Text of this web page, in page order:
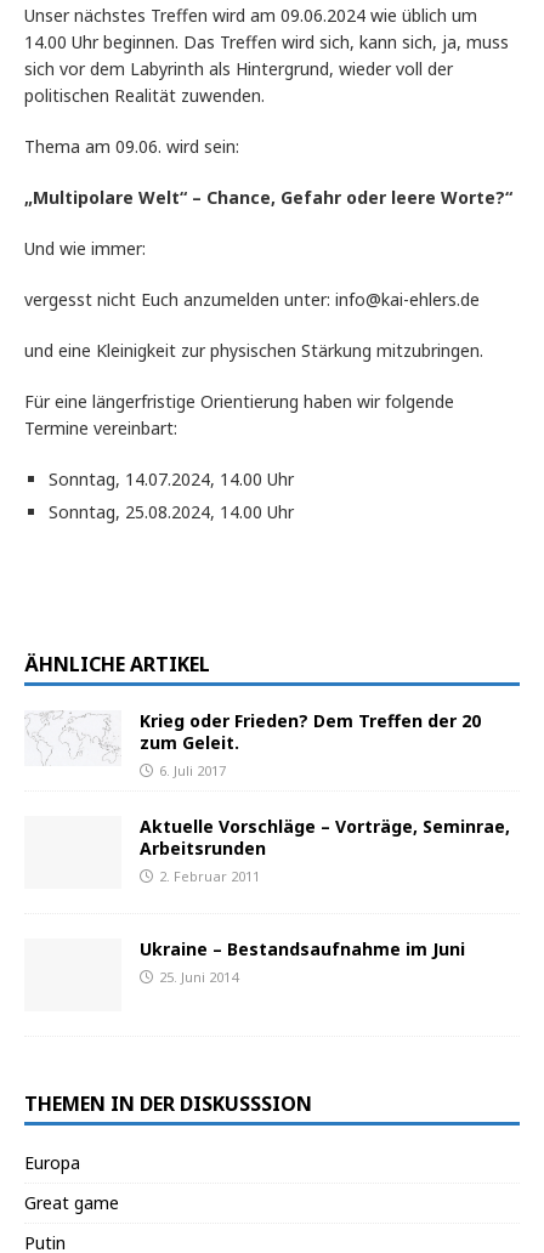
Unser nächstes Treffen wird am 09.06.2024 wie üblich um
14.00 Uhr beginnen. Das Treffen wird sich, kann sich, ja, muss
sich vor dem Labyrinth als Hintergrund, wieder voll der
politischen Realität zuwenden.
Thema am 09.06. wird sein:
„Multipolare Welt“ – Chance, Gefahr oder leere Worte?“
Und wie immer:
vergesst nicht Euch anzumelden unter: info@kai-ehlers.de
und eine Kleinigkeit zur physischen Stärkung mitzubringen.
Für eine längerfristige Orientierung haben wir folgende
Termine vereinbart:
Sonntag, 14.07.2024, 14.00 Uhr
Sonntag, 25.08.2024, 14.00 Uhr
ÄHNLICHE ARTIKEL
Krieg oder Frieden? Dem Treffen der 20
zum Geleit.
6. Juli 2017
Aktuelle Vorschläge – Vorträge, Seminrae,
Arbeitsrunden
2. Februar 2011
Ukraine – Bestandsaufnahme im Juni
25. Juni 2014
THEMEN IN DER DISKUSSSION
Europa
Great game
Putin